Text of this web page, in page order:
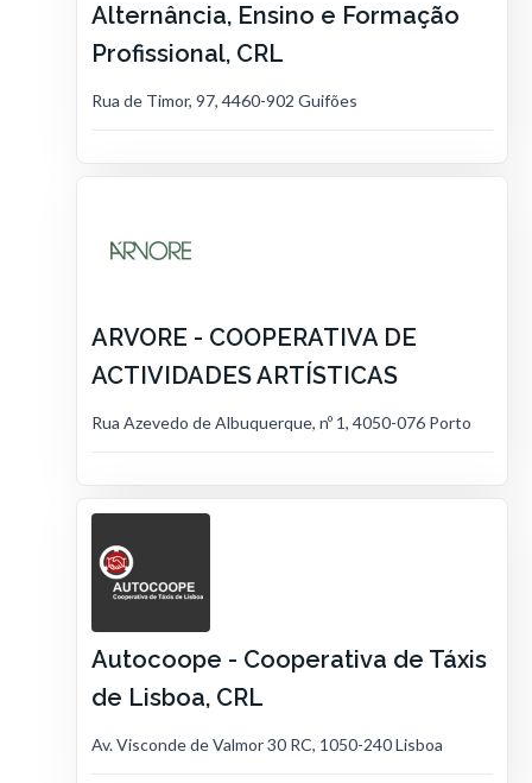
Alternância, Ensino e Formação
Profissional, CRL
Rua de Timor, 97, 4460-902 Guifões
ARVORE - COOPERATIVA DE
ACTIVIDADES ARTÍSTICAS
Rua Azevedo de Albuquerque, nº 1, 4050-076 Porto
Autocoope - Cooperativa de Táxis
de Lisboa, CRL
Av. Visconde de Valmor 30 RC, 1050-240 Lisboa